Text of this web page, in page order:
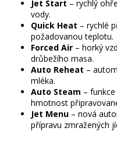
Jet Start – rychlý
vody.
Quick Heat – rychlé
požadovanou teplotu.
Forced Air – horký
drůbežího masa.
Auto Reheat –
mléka.
Auto Steam –
hmotnost
Jet Menu – nová
přípravu zmražených